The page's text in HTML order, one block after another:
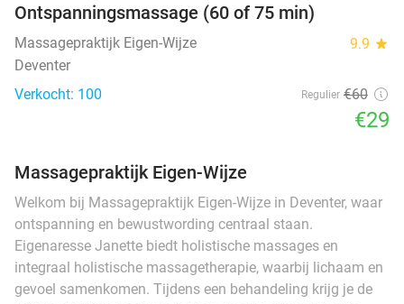
SOLD
OUT
Ontspanningsmassage (60 of 75 min)
Massagepraktijk Eigen-Wijze 9.9 star
Deventer
Verkocht: 100
Regulier €60
€29
Massagepraktijk Eigen-Wijze
Welkom bij Massagepraktijk Eigen-Wijze in Deventer, waar
ontspanning en bewustwording centraal staan.
Eigenaresse Janette biedt holistische massages en
integraal holistische massagetherapie, waarbij lichaam en
gevoel samenkomen. Tijdens een behandeling krijg je de